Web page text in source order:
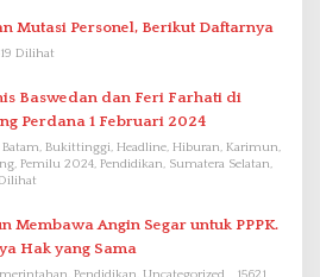
Mutasi Personel, Berikut Daftarnya
Dilihat
Baswedan dan Feri Farhati di
Perdana 1 Februari 2024
Batam, Bukittinggi, Headline, Hiburan, Karimun,
Pemilu 2024, Pendidikan, Sumatera Selatan,
Membawa Angin Segar untuk PPPK.
Hak yang Sama